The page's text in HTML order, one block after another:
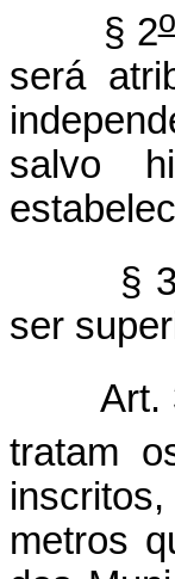
§ 2o
será
salvo
§
ser
Art.
tratam
metros